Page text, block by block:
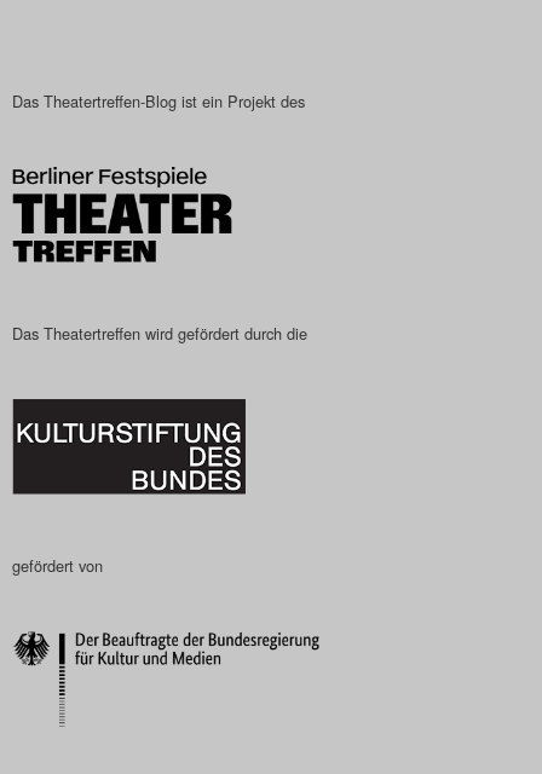
Search
Das Theatertreffen-Blog ist ein Projekt des
Das Theatertreffen wird gefördert durch die
gefördert von